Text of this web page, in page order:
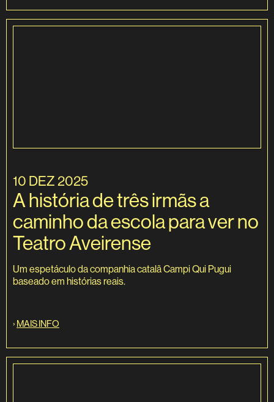
10 DEZ 2025
A história de três irmãs a
caminho da escola para ver no
Teatro Aveirense
Um espetáculo da companhia catalã Campi Qui Pugui
baseado em histórias reais.
› MAIS INFO